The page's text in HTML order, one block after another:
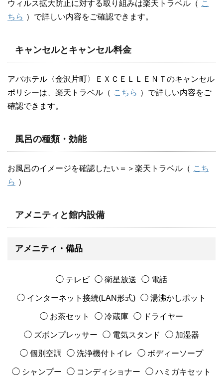
ウィルス拡大防止に対する取り組みは楽天トラベル（ こ
ちら ）で詳しい内容をご確認できます。
キャンセルとキャンセル料金
アパホテル〈金沢片町〉ＥＸＣＥＬＬＥＮＴのキャンセル
ポリシーは、楽天トラベル（ こちら ）で詳しい内容をご
確認できます。
風呂の種類・効能
お風呂のイメージを確認したい＝＞楽天トラベル（ こち
ら ）
アメニティと館内設備
アメニティ・備品
◯ テレビ ◯ 衛星放送 ◯ 電話
◯ インターネット接続(LAN形式) ◯ 湯沸かしポット
◯ お茶セット ◯ 冷蔵庫 ◯ ドライヤー
◯ ズボンプレッサー ◯ 電気スタンド ◯ 加湿器
◯ 個別空調 ◯ 洗浄機付トイレ ◯ ボディーソープ
◯ シャンプー ◯ コンディショナー ◯ ハミガキセット